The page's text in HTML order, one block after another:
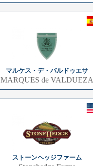
マルケス・デ・バルドゥエサ
MARQUES de VALDUEZA
ストーンヘッジファーム